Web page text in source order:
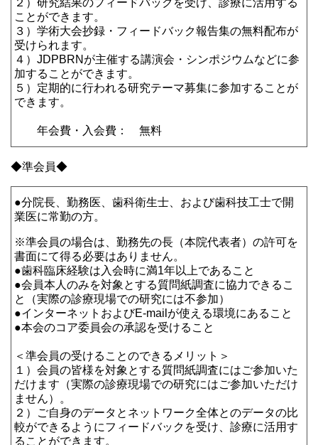
２）研究結果のフィードバックを受け、診療に活用する
ことができます。
３）学術大会抄録・フィードバック報告集の無料配布が
受けられます。
４）JDPBRNが主催する講演会・シンポジウムなどに参
加することができます。
５）定期的に行われる研究テーマ募集に参加することが
できます。
年会費・入会費： 無料
◆準会員◆
●分院長、勤務医、歯科衛生士、および歯科技工士で開
業医に常勤の方。
※準会員の場合は、勤務先の長（本院代表者）の許可を
書面にて得る必要はありません。
●歯科臨床経験は入会時に満1年以上であること
●会員本人のみを対象とする質問紙調査に協力できるこ
と（実際の診療現場での研究には不参加）
●インターネットおよびE-mailが使える環境にあること
●本会のコア委員会の承認を受けること
＜準会員の受けることのできるメリット＞
１）会員の皆様を対象とする質問紙調査にはご参加いた
だけます（実際の診療現場での研究にはご参加いただけ
ません）。
２）ご自身のデータとネットワーク全体とのデータの比
較ができるようにフィードバックを受け、診療に活用す
ることができます。